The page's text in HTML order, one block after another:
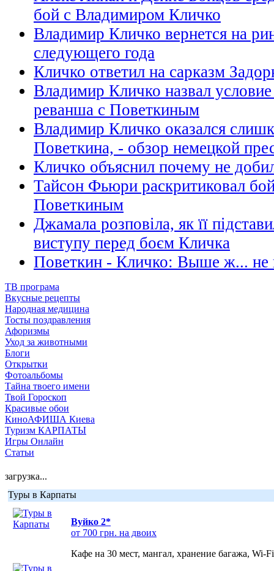
бой с Владимиром Кличко
Владимир Кличко вернется на
следующего года
Кличко ответил на сарказм
Владимир Кличко назвал
реванша с Поветкиным
Владимир Кличко оказался
Поветкина, - обзор немецкой
Кличко объяснил почему не
Тайсон Фьюри раскритиковал
Поветкиным
Джамала розповіла, як її
виступу перед боєм Кличка
Поветкин - Кличко: Выше ж... не
ТВ програма
Вкусные рецепты
Народная медицина
Тосты поздравления
Афоризмы
Уход за животными
Блоги
Открытки
Фотоальбомы
Тайна твоего имени
Твой Гороскоп
Красивые обои
КиноАФИША Киева
Туризм КАРПАТЫ
Игры Онлайн
Статьи
загрузка...
Туры в Карпаты
Вуйко 2*
от 700 грн. на двоих
Кафе на 30 мест, мангал, хранение багажа, Wi-